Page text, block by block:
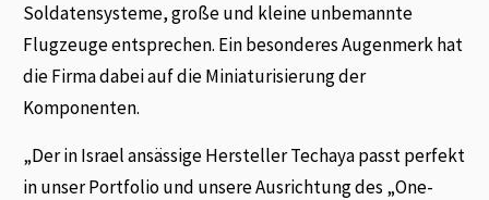
Soldatensysteme, große und kleine unbemannte
Flugzeuge entsprechen. Ein besonderes Augenmerk hat
die Firma dabei auf die Miniaturisierung der
Komponenten.
„Der in Israel ansässige Hersteller Techaya passt perfekt
in unser Portfolio und unsere Ausrichtung des „One-